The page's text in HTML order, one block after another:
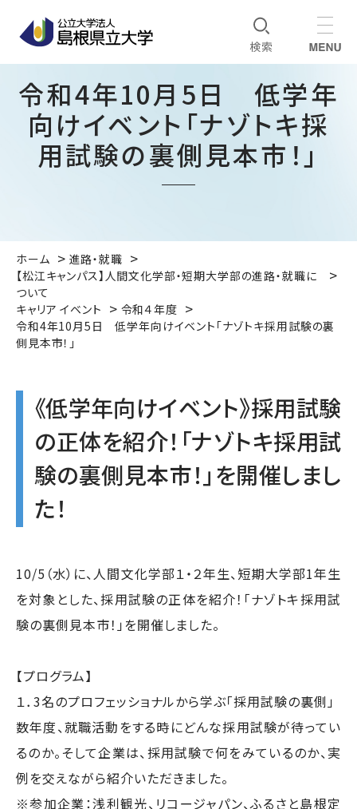
令和4年10月5日 低学年
向けイベント「ナゾトキ採
用試験の裏側見本市！」
ホーム
進路・就職
【松江キャンパス】人間文化学部・短期大学部の進路・就職に
ついて
キャリア イベント
令和４年度
令和4年10月5日 低学年向けイベント「ナゾトキ採用試験の裏
側見本市！」
《低学年向けイベント》採用試験
の正体を紹介！「ナゾトキ採用試
験の裏側見本市！」を開催しまし
た！
10/5（水）に、人間文化学部１・２年生、短期大学部1年生
を対象とした、採用試験の正体を紹介！「ナゾトキ採用試
験の裏側見本市！」を開催しました。
【プログラム】
１．3名のプロフェッショナルから学ぶ「採用試験の裏側」
数年度、就職活動をする時にどんな採用試験が待ってい
るのか。そして企業は、採用試験で何をみているのか、実
例を交えながら紹介いただきました。
※参加企業：浅利観光、リコージャパン、ふるさと島根定